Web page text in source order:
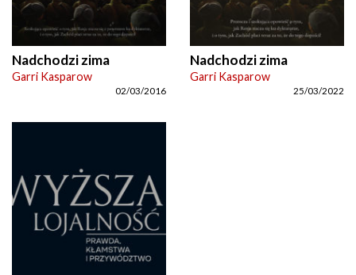
Nadchodzi zima
Garri Kasparow
02/03/2016
Nadchodzi zima
Garri Kasparow
25/03/2022